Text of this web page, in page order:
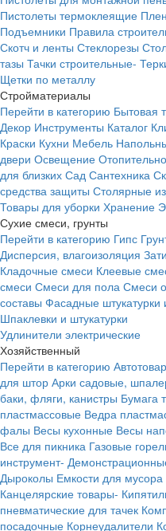
Пистолеты термоклеящие
Подъемники Правила
Скотч и ленты Стеклорезы
тазы Тачки строительные-
Щетки по металлу
Стройматериалы
Перейти в категорию Бытовая
Декор Инструменты Каталог
Краски Кухни Мебель
двери Освещение
для близких Сад Сантехника
средства защиты Столярные
Товары для уборки Хранение
Сухие смеси, грунты
Перейти в категорию Гипс
Дисперсия, влагоизоляция
Кладочные смеси Клеевые
смеси Смеси для пола Смеси
составы Фасадные штукатурки
Шпаклевки и штукатурки
Удлинители электрические
Хозяйственный
Перейти в категорию
для штор Арки садовые,
баки, фляги, канистры Бумага
пластмассовые Ведра
фалы Весы кухонные Весы
Все для пикника Газовые
инструмент-
Дыроколы Емкости для мусора
Канцелярские товары-
пневматические для тачек
посадочные Корнеудалители